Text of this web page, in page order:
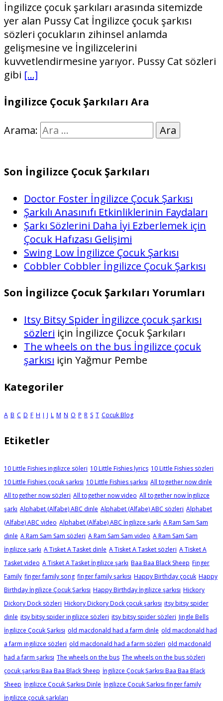
İngilizce çocuk şarkıları arasında sitemizde
yer alan Pussy Cat İngilizce çocuk şarkısı
sözleri çocukların zihinsel anlamda
gelişmesine ve İngilizcelerini
kuvvetlendirmesine yarıyor. Pussy Cat sözleri
gibi […]
İngilizce Çocuk Şarkıları Ara
Arama:
Son İngilizce Çocuk Şarkıları
Doctor Foster İngilizce Çocuk Şarkısı
Şarkılı Anasınıfı Etkinliklerinin Faydaları
Şarkı Sözlerini Daha İyi Ezberlemek için
Çocuk Hafızası Gelişimi
Swing Low İngilizce Çocuk Şarkısı
Cobbler Cobbler İngilizce Çocuk Şarkısı
Son İngilizce Çocuk Şarkıları Yorumları
Itsy Bitsy Spider İngilizce çocuk şarkısı
sözleri için İngilizce Çocuk Şarkıları
The wheels on the bus İngilizce çocuk
şarkısı için Yağmur Pembe
Kategoriler
A B C D F H I J L M N O P R S T Çocuk Blog
Etiketler
10 Little Fishies ingilizce söleri 10 Little Fishies lyrics 10 Little Fishies sözleri
10 Little Fishies çocuk şarkısı 10 Little Fishies şarkısı All together now dinle
All together now sözleri All together now video All together now İngilizce
şarkı Alphabet (Alfabe) ABC dinle Alphabet (Alfabe) ABC sözleri Alphabet
(Alfabe) ABC video Alphabet (Alfabe) ABC İngilizce şarkı A Ram Sam Sam
dinle A Ram Sam Sam sözleri A Ram Sam Sam video A Ram Sam Sam
İngilizce şarkı A Tisket A Tasket dinle A Tisket A Tasket sözleri A Tisket A
Tasket video A Tisket A Tasket İngilizce şarkı Baa Baa Black Sheep Finger
Family finger family song finger family şarkısı Happy Birthday çocuk Happy
Birthday İngilizce Çocuk Şarkısı Happy Birthday İngilizce şarkısı Hickory
Dickory Dock sözleri Hickory Dickory Dock çocuk şarkısı itsy bitsy spider
dinle itsy bitsy spider ingilizce sözleri itsy bitsy spider sözleri Jingle Bells
İngilizce Çocuk Şarkısı old macdonald had a farm dinle old macdonald had
a farm ingilizce sözleri old macdonald had a farm sözleri old macdonald
had a farm şarkısı The wheels on the bus The wheels on the bus sözleri
çocuk şarkısı Baa Baa Black Sheep İngilizce Çocuk Şarkısı Baa Baa Black
Sheep İngilizce Çocuk Şarkısı Dinle İngilizce Çocuk Şarkısı finger family
İngilizce çocuk şarkıları